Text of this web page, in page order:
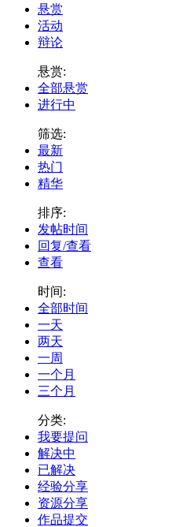
悬赏
活动
辩论
悬赏:
全部悬赏
进行中
筛选:
最新
热门
精华
排序:
发帖时间
回复/查看
查看
时间:
全部时间
一天
两天
一周
一个月
三个月
分类:
我要提问
解决中
已解决
经验分享
资源分享
作品提交